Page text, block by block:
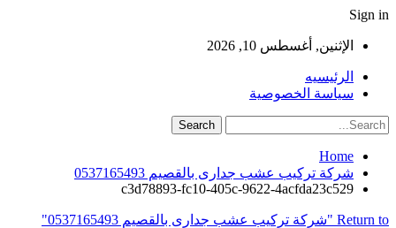
Sign in
الإثنين, أغسطس 10, 2026
الرئيسيه
سياسة الخصوصية
Home
شركة تركيب عشب جدارى بالقصيم 0537165493
c3d78893-fc10-405c-9622-4acfda23c529
Return to "شركة تركيب عشب جدارى بالقصيم 0537165493"